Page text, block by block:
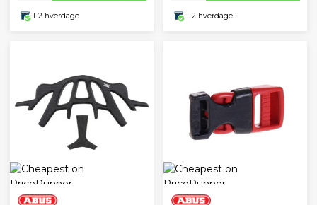
1-2 hverdage 1-2 hverdage